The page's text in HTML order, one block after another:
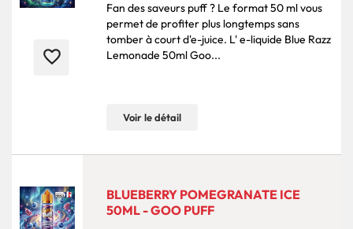
favorite_border
Fan des saveurs puff ? Le format 50 ml vous
permet de profiter plus longtemps sans
tomber à court d'e-juice. L' e-liquide Blue Razz
Lemonade 50ml Goo...
Voir le détail
BLUEBERRY POMEGRANATE ICE
50ML - GOO PUFF